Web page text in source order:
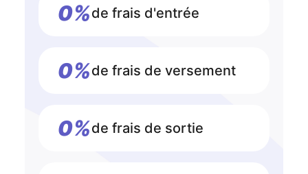
0%de frais d'entrée
0%de frais de versement
0%de frais de sortie